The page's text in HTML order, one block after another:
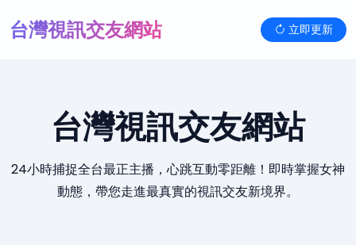
台灣視訊交友網站 立即更新
台灣視訊交友網站
24小時捕捉全台最正主播，心跳互動零距離！即時掌握女神
動態，帶您走進最真實的視訊交友新境界。